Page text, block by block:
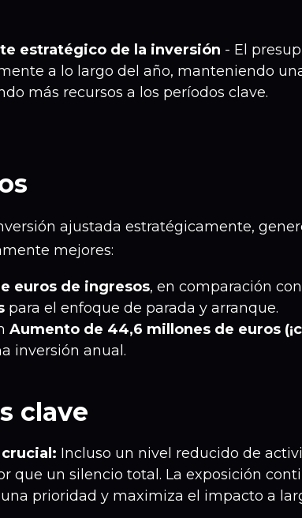
estratégico de la inversión - El
a lo largo del año, manteniendo
más recursos a los períodos clave.
ajustada estratégicamente,
mejores:
euros de ingresos, en comparación con
para el enfoque de parada y arranque.
Aumento de 44,6 millones de euros
inversión anual.
clave
Incluso un nivel reducido de
que un silencio total. La exposición
prioridad y maximiza el impacto a